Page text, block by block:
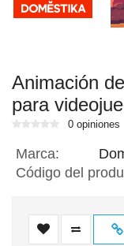
Animación
para
0 opiniones
Marca:
Código del